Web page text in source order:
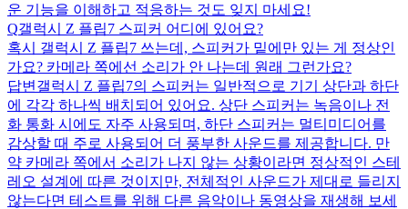
운 기능을 이해하고 적응하는 것도 잊지 마세요!
Q갤럭시 Z 플립7 스피커 어디에 있어요?
혹시 갤럭시 Z 플립7 쓰는데, 스피커가 밑에만 있는 게 정상인
가요? 카메라 쪽에선 소리가 안 나는데 원래 그런가요?
답변 갤럭시 Z 플립7의 스피커는 일반적으로 기기 상단과 하단
에 각각 하나씩 배치되어 있어요. 상단 스피커는 녹음이나 전
화 통화 시에도 자주 사용되며, 하단 스피커는 멀티미디어를
감상할 때 주로 사용되어 더 풍부한 사운드를 제공합니다. 만
약 카메라 쪽에서 소리가 나지 않는 상황이라면 정상적인 스테
레오 설계에 따른 것이지만, 전체적인 사운드가 제대로 들리지
않는다면 테스트를 위해 다른 음악이나 동영상을 재생해 보세